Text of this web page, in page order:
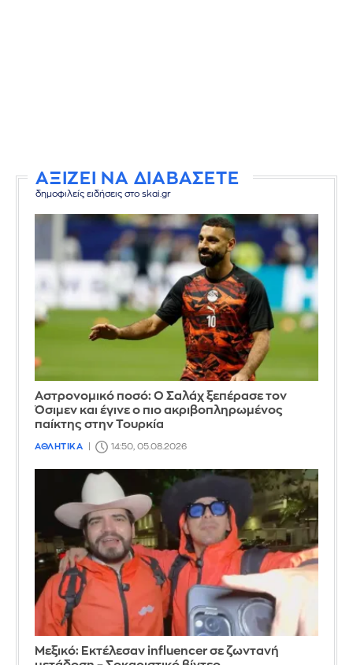
ΑΞΙΖΕΙ ΝΑ ΔΙΑΒΑΣΕΤΕ
δημοφιλείς ειδήσεις στο skai.gr
Αστρονομικό ποσό: Ο Σαλάχ ξεπέρασε τον
Όσιμεν και έγινε ο πιο ακριβοπληρωμένος
παίκτης στην Τουρκία
ΑΘΛΗΤΙΚΑ 14:50, 05.08.2026
Μεξικό: Εκτέλεσαν influencer σε ζωντανή